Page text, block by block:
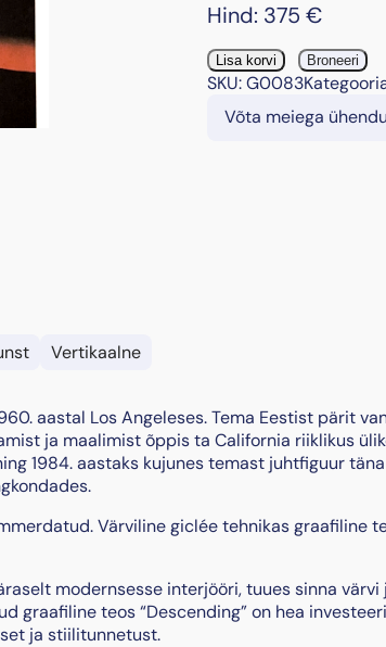
Vertikaalne
Hind: 375 €
"
A
Lisa korvi Broneeri
SKU:G0083
Võta meiega
aastal Los Angeleses. Tema Eestist pärit
ja maalimist õppis ta California riiklikus
1984. aastaks kujunes temast juhtfiguur täna
Värviline giclée tehnikas graafiline
modernsesse interjööri, tuues sinna värvi
graafiline teos “Descending” on hea
ja stiilitunnetust.